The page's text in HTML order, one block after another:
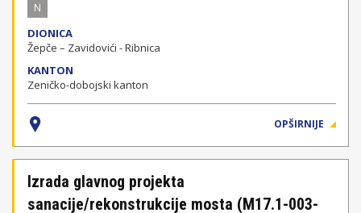
N
DIONICA
Žepče – Zavidovići - Ribnica
KANTON
Zeničko-dobojski kanton
OPŠIRNIJE
Izrada glavnog projekta
sanacije/rekonstrukcije mosta (M17.1-003-